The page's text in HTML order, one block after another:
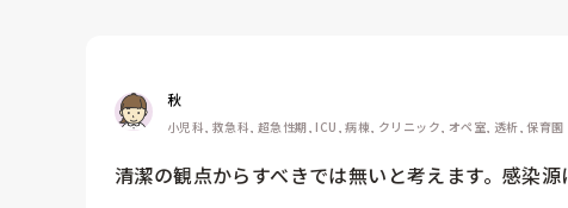
秋
小児科, 救急科, 超急性期, ICU, 病棟, クリニック, オペ室, 透析, 保育園
清潔の観点からすべきでは無いと考えます。感染